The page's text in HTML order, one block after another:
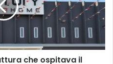
che ospitava il